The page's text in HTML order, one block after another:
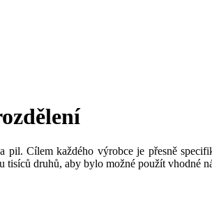
pil. Cílem každého výrobce je přesně
druhů, aby bylo možné použít vhodné